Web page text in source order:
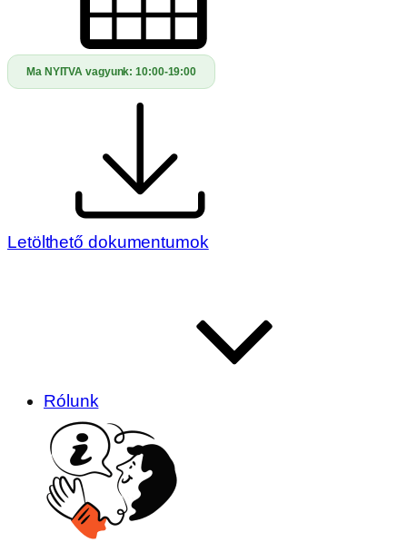
Ma NYITVA vagyunk:10:00-19:00
Letölthető dokumentumok
Rólunk